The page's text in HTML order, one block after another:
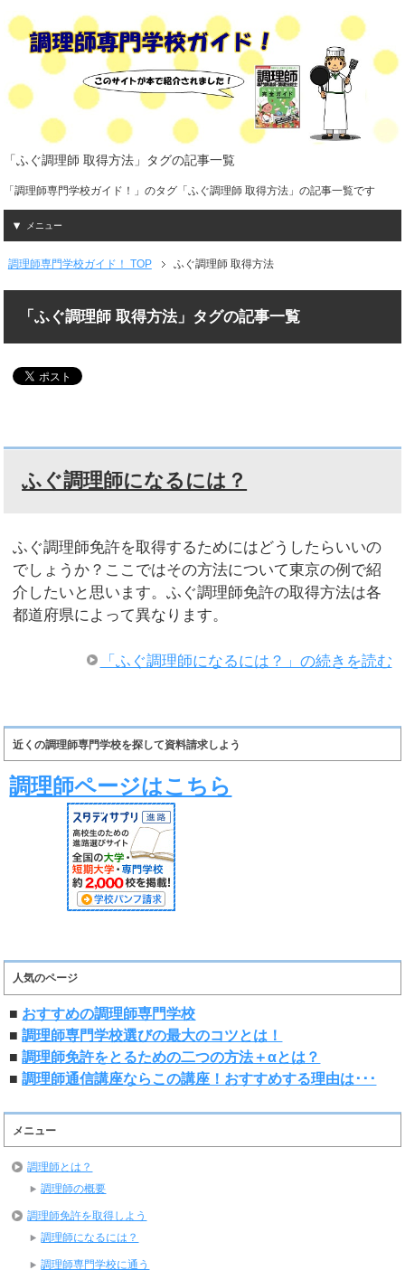
「ふぐ調理師 取得方法」タグの記事一覧
「調理師専門学校ガイド！」のタグ「ふぐ調理師 取得方法」の記事一覧です
メニュー
調理師専門学校ガイド！ TOP ふぐ調理師 取得方法
「ふぐ調理師 取得方法」タグの記事一覧
ふぐ調理師になるには？
ふぐ調理師免許を取得するためにはどうしたらいいの
でしょうか？ここではその方法について東京の例で紹
介したいと思います。ふぐ調理師免許の取得方法は各
都道府県によって異なります。
「ふぐ調理師になるには？」の続きを読む
近くの調理師専門学校を探して資料請求しよう
調理師ページはこちら
人気のページ
■ おすすめの調理師専門学校
■調理師専門学校選びの最大のコツとは！
■調理師免許をとるための二つの方法＋αとは？
■調理師通信講座ならこの講座！おすすめする理由は･･･
メニュー
調理師とは？
調理師の概要
調理師免許を取得しよう
調理師になるには？
調理師専門学校に通う